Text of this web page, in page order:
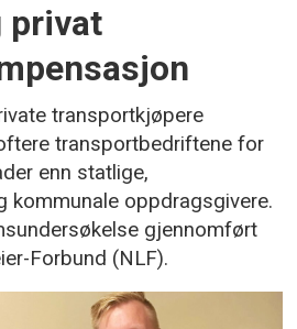
privat
transportkjøpere
transportbedriftene for
enn statlige,
kommunale oppdragsgivere.
gjennomført
Forbund (NLF).